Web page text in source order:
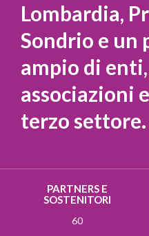
Lombardia,
Sondrio e un
ampio di
associazioni
terzo settore.
PARTNERS E
SOSTENITORI
60